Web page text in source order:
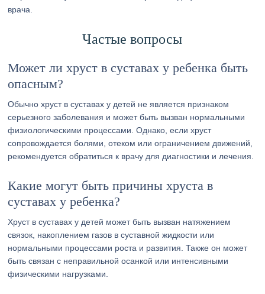
врача.
Частые вопросы
Может ли хруст в суставах у ребенка быть
опасным?
Обычно хруст в суставах у детей не является признаком
серьезного заболевания и может быть вызван нормальными
физиологическими процессами. Однако, если хруст
сопровождается болями, отеком или ограничением движений,
рекомендуется обратиться к врачу для диагностики и лечения.
Какие могут быть причины хруста в
суставах у ребенка?
Хруст в суставах у детей может быть вызван натяжением
связок, накоплением газов в суставной жидкости или
нормальными процессами роста и развития. Также он может
быть связан с неправильной осанкой или интенсивными
физическими нагрузками.